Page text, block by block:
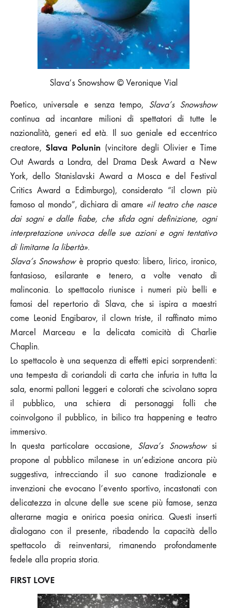
Slava’s Snowshow © Veronique Vial
Poetico, universale e senza tempo, Slava’s Snowshow
continua ad incantare milioni di spettatori di tutte le
nazionalità, generi ed età. Il suo geniale ed eccentrico
creatore, Slava Polunin (vincitore degli Olivier e Time
Out Awards a Londra, del Drama Desk Award a New
York, dello Stanislavski Award a Mosca e del Festival
Critics Award a Edimburgo), considerato “il clown più
famoso al mondo”, dichiara di amare «il teatro che nasce
dai sogni e dalle fiabe, che sfida ogni definizione, ogni
interpretazione univoca delle sue azioni e ogni tentativo
di limitarne la libertà».
Slava’s Snowshowè proprio questo: libero, lirico, ironico,
fantasioso, esilarante e tenero, a volte venato di
malinconia. Lo spettacolo riunisce i numeri più belli e
famosi del repertorio di Slava, che si ispira a maestri
come Leonid Engibarov, il clown triste, il raffinato mimo
Marcel Marceau e la delicata comicità di Charlie
Chaplin.
Lo spettacolo è una sequenza di effetti epici sorprendenti:
una tempesta di coriandoli di carta che infuria in tutta la
sala, enormi palloni leggeri e colorati che scivolano sopra
il pubblico, una schiera di personaggi folli che
coinvolgono il pubblico, in bilico tra happening e teatro
immersivo.
In questa particolare occasione, Slava’s Snowshowsi
propone al pubblico milanese in un’edizione ancora più
suggestiva, intrecciando il suo canone tradizionale e
invenzioni che evocano l’evento sportivo, incastonati con
delicatezza in alcune delle sue scene più famose, senza
alterarne magia e onirica poesia onirica. Questi inserti
dialogano con il presente, ribadendo la capacità dello
spettacolo di reinventarsi, rimanendo profondamente
fedele alla propria storia.
FIRST LOVE